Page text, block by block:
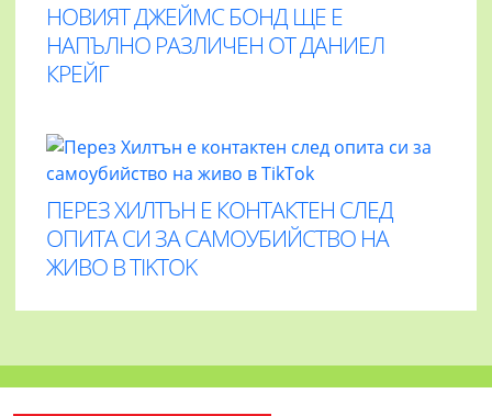
НОВИЯТ ДЖЕЙМС БОНД ЩЕ Е
НАПЪЛНО РАЗЛИЧЕН ОТ ДАНИЕЛ
КРЕЙГ
ПЕРЕЗ ХИЛТЪН Е КОНТАКТЕН СЛЕД
ОПИТА СИ ЗА САМОУБИЙСТВО НА
ЖИВО В TIKTOK